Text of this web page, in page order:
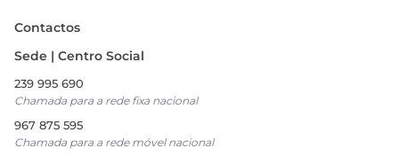
Contactos
Sede | Centro Social
239 995 690
Chamada para a rede fixa nacional
967 875 595
Chamada para a rede móvel nacional